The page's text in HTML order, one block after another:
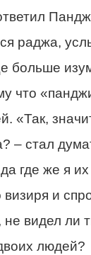
раджа,
больше
что
«Так,
– стал
где же я
визиря и
видел ли
людей?